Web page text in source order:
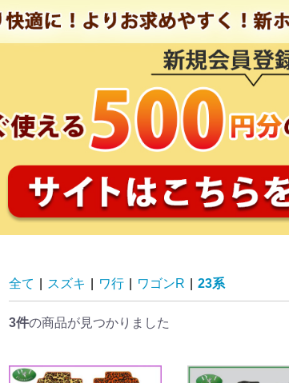
全て スズキ ワ行 ワゴンR 23系
3件の商品が見つかりました